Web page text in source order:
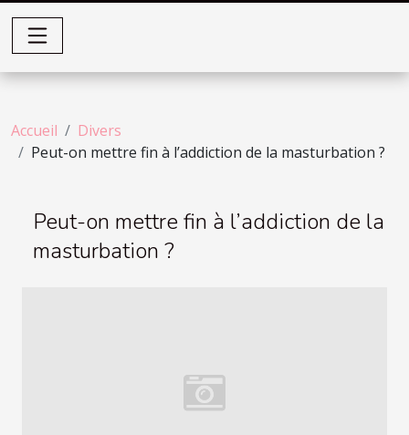
Accueil
Divers
Peut-on mettre fin à l’addiction de la masturbation ?
Peut-on mettre fin à l’addiction de la
masturbation ?